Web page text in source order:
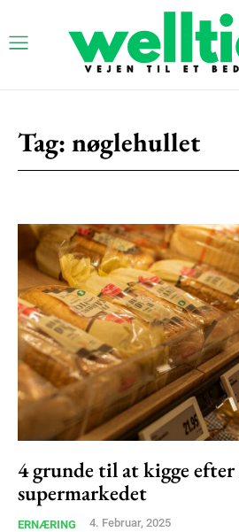
Subscription
Free limited access
Gratis / forever
Etiam est nibh, lobortis sit
Praesent euismod ac
Ut mollis pellentesque tortor
Nullam eu erat condimentum
Donec quis est ac felis
Orci varius natoque dolor
Tag: nøglehullet
4 grunde til at kigge
supermarkedet
ERNÆRING 4. Februar, 2025